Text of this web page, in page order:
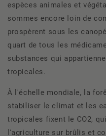
espèces animales et
sommes encore loin de
prospèrent sous les
quart de tous les
substances qui
tropicales.
À l'échelle mondiale, la
stabiliser le climat et les
tropicales fixent le CO2,
l'agriculture sur brûlis et